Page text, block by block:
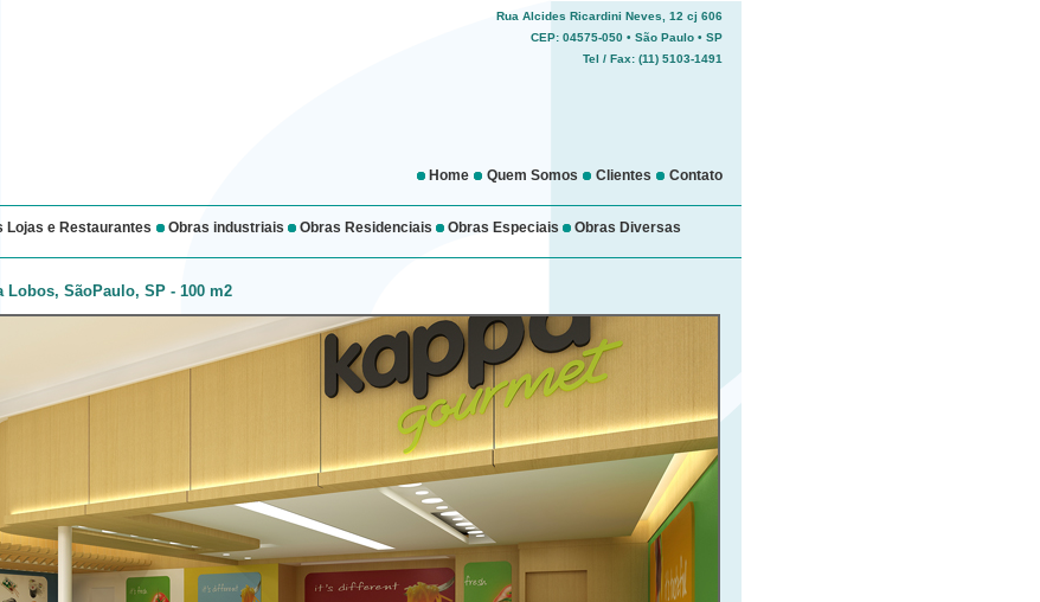
Rua Alcides Ricardini Neves, 12 cj 606
CEP: 04575-050 • São Paulo • SP
Tel / Fax: (11) 5103-1491
Home Quem Somos Clientes Contato
Lojas e Restaurantes Obras industriais Obras Residenciais Obras Especiais Obras Diversas
SãoPaulo, SP - 100 m2